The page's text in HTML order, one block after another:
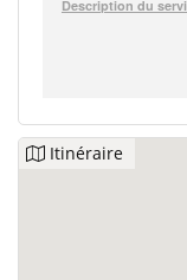
Itinéraire